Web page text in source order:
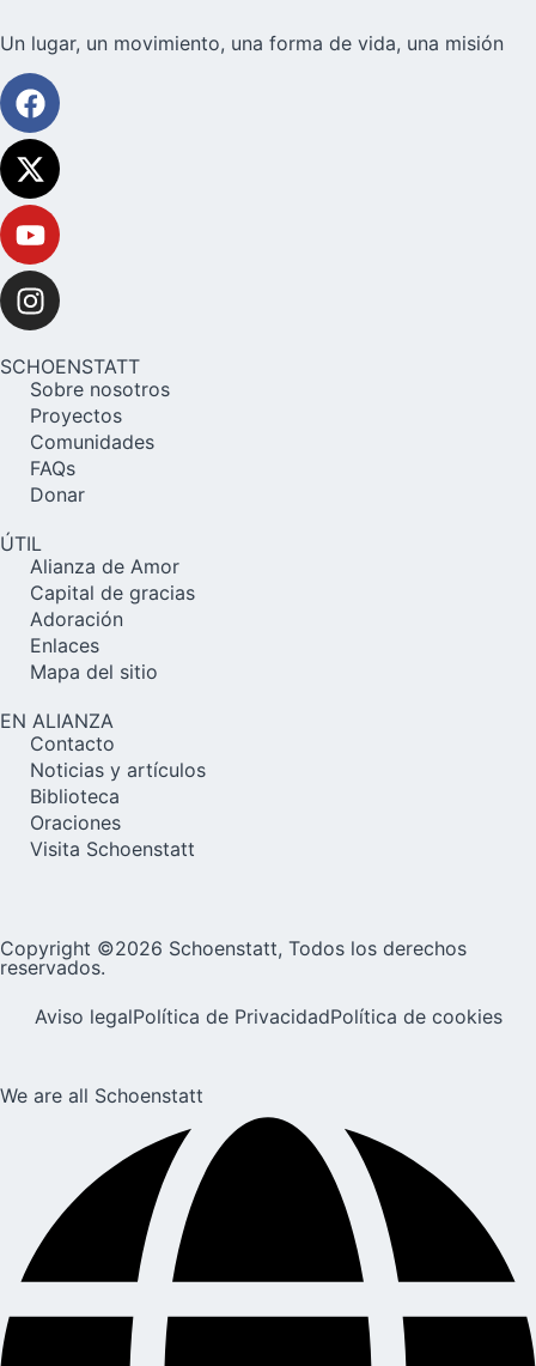
Un lugar, un movimiento, una forma de vida, una misión
SCHOENSTATT
Sobre nosotros
Proyectos
Comunidades
FAQs
Donar
ÚTIL
Alianza de Amor
Capital de gracias
Adoración
Enlaces
Mapa del sitio
EN ALIANZA
Contacto
Noticias y artículos
Biblioteca
Oraciones
Visita Schoenstatt
Copyright ©2026 Schoenstatt, Todos los derechos
reservados.
Aviso legalPolítica de PrivacidadPolítica de cookies
We are all Schoenstatt